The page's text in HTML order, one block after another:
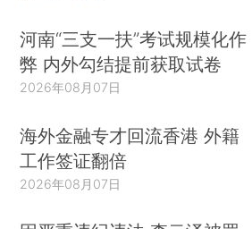
河南“三支一扶”考试规模化作
弊 内外勾结提前获取试卷
2026年08月07日
海外金融专才回流香港 外籍
工作签证翻倍
2026年08月07日